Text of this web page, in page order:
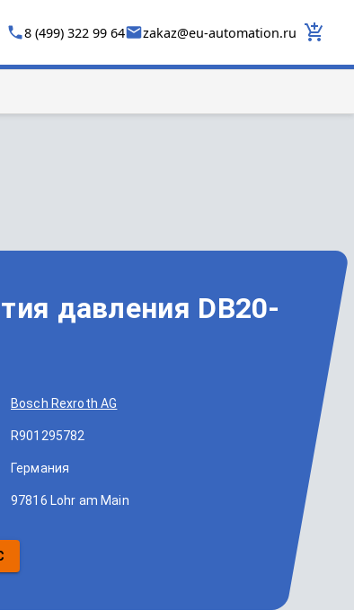
8 (499) 322 99 64 zakaz@eu-automation.ru
давления DB20-
Bosch Rexroth AG
R901295782
Германия
97816 Lohr am Main